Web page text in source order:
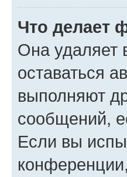
Что делает
Она удаляет
оставаться
выполняют
сообщений,
Если вы